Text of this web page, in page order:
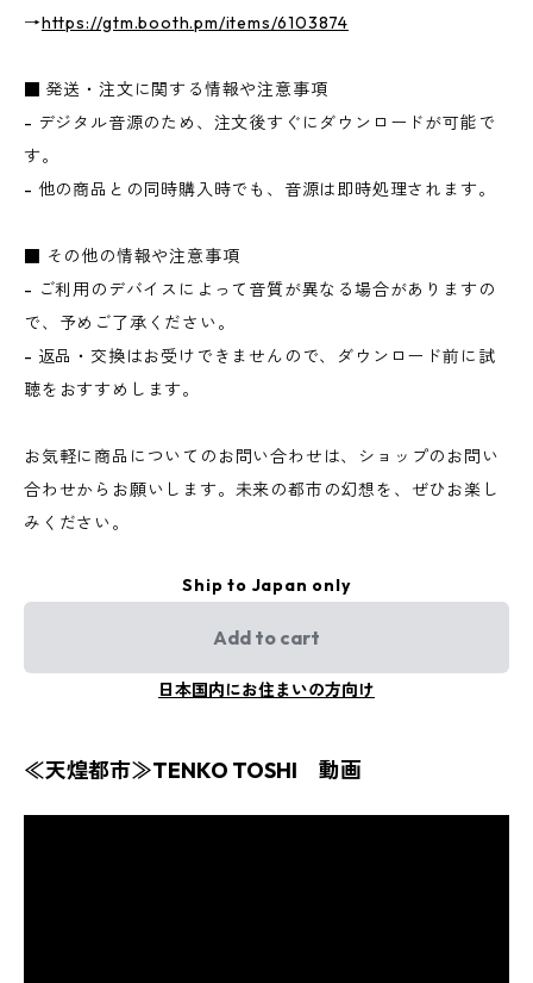
→https://gtm.booth.pm/items/6103874
■ 発送・注文に関する情報や注意事項
- デジタル音源のため、注文後すぐにダウンロードが可能で
す。
- 他の商品との同時購入時でも、音源は即時処理されます。
■ その他の情報や注意事項
- ご利用のデバイスによって音質が異なる場合がありますの
で、予めご了承ください。
- 返品・交換はお受けできませんので、ダウンロード前に試
聴をおすすめします。
お気軽に商品についてのお問い合わせは、ショップのお問い
合わせからお願いします。未来の都市の幻想を、ぜひお楽し
みください。
Ship to Japan only
Add to cart
日本国内にお住まいの方向け
≪天煌都市≫TENKO TOSHI 動画